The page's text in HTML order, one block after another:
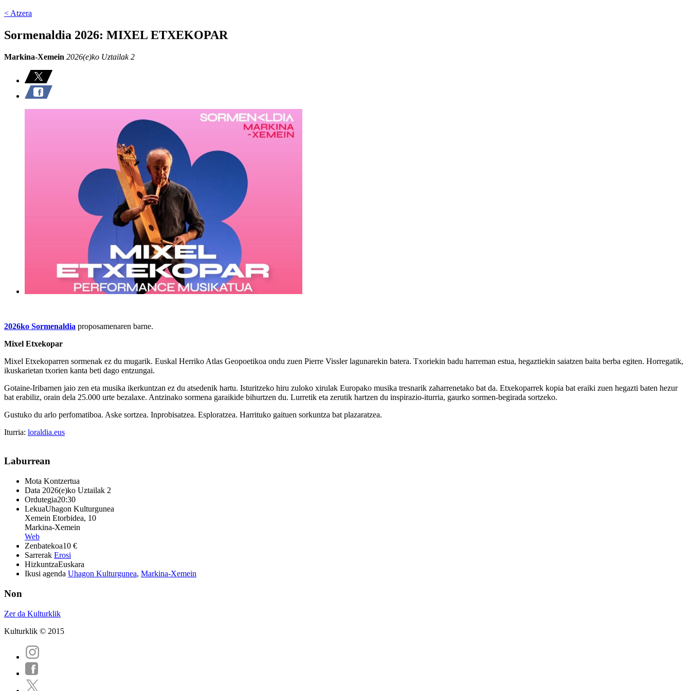
< Atzera
Sormenaldia 2026: MIXEL ETXEKOPAR
Markina-Xemein 2026(e)ko Uztailak 2
2026ko Sormenaldia proposamenaren barne.
Mixel Etxekopar
Mixel Etxekoparren sormenak ez du mugarik. Euskal Herriko Atlas Geopoetikoa ondu zuen Pierre Vissler lagunarekin batera. Txoriekin badu harreman estua, hegaztiekin saiatzen baita berba egiten. Horregatik,
ikuskarietan txorien kanta beti dago entzungai.
Gotaine-Iribarnen jaio zen eta musika ikerkuntzan ez du atsedenik hartu. Isturitzeko hiru zuloko xirulak Europako musika tresnarik zaharrenetako bat da. Etxekoparrek kopia bat eraiki zuen hegazti baten hezur
bat erabiliz, orain dela 25.000 urte bezalaxe. Antzinako sormena garaikide bihurtzen du. Lurretik eta zerutik hartzen du inspirazio-iturria, gaurko sormen-begirada sortzeko.
Gustuko du arlo perfomatiboa. Aske sortzea. Inprobisatzea. Esploratzea. Harrituko gaituen sorkuntza bat plazaratzea.
Iturria: loraldia.eus
Laburrean
Mota Kontzertua
Data 2026(e)ko Uztailak 2
Ordutegia20:30
LekuaUhagon Kulturgunea
Xemein Etorbidea, 10
Markina-Xemein
Web
Zenbatekoa10 €
Sarrerak Erosi
HizkuntzaEuskara
Ikusi agenda Uhagon Kulturgunea, Markina-Xemein
Non
Zer da Kulturklik
Kulturklik © 2015